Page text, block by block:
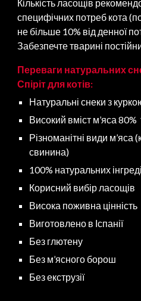
Кількість ласощів
специфічних потреб кота
не більше 10% від денної
Забезпечте тварині
Переваги натуральних
Спіріт для котів:
Натуральні снеки з
Високий вміст м’яса 80%
Різноманітні види м’яса
свинина)
100% натуральних
Корисний вибір ласощів
Висока поживна цінність
Виготовлено в Іспанії
Без глютену
Без м’ясного борош
Без екструзії